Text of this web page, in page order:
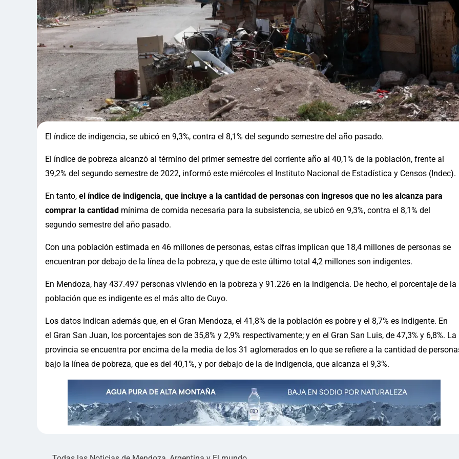
El índice de indigencia, se ubicó en 9,3%, contra el 8,1% del segundo semestre del año pasado.
El índice de pobreza alcanzó al término del primer semestre del corriente año al 40,1% de la población, frente al
39,2% del segundo semestre de 2022, informó este miércoles el Instituto Nacional de Estadística y Censos (Indec).
En tanto, el índice de indigencia, que incluye a la cantidad de personas con ingresos que no les alcanza para
comprar la cantidad mínima de comida necesaria para la subsistencia, se ubicó en 9,3%, contra el 8,1% del
segundo semestre del año pasado.
Con una población estimada en 46 millones de personas, estas cifras implican que 18,4 millones de personas se
encuentran por debajo de la línea de la pobreza, y que de este último total 4,2 millones son indigentes.
En Mendoza, hay 437.497 personas viviendo en la pobreza y 91.226 en la indigencia. De hecho, el porcentaje de la
población que es indigente es el más alto de Cuyo.
Los datos indican además que, en el Gran Mendoza, el 41,8% de la población es pobre y el 8,7% es indigente. En
el Gran San Juan, los porcentajes son de 35,8% y 2,9% respectivamente; y en el Gran San Luis, de 47,3% y 6,8%. La
provincia se encuentra por encima de la media de los 31 aglomerados en lo que se refiere a la cantidad de
bajo la línea de pobreza, que es del 40,1%, y por debajo de la de indigencia, que alcanza el 9,3%.